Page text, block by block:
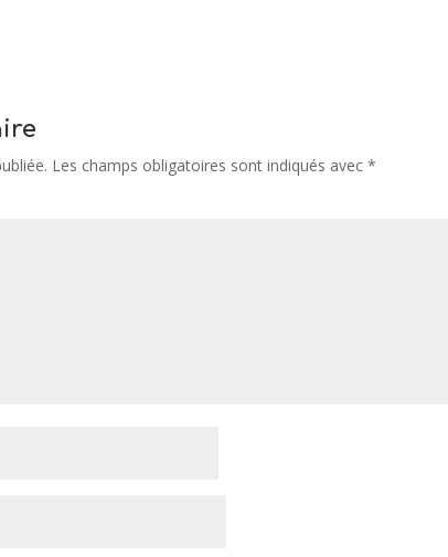
Les champs obligatoires sont indiqués avec*